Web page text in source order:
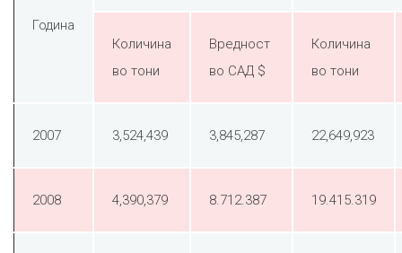
Година
Количина
во тони
Вредност
во САД $
Количина
во тони
2007 3,524,439 3,845,287 22,649,923
2008 4,390,379 8.712.387 19.415.319